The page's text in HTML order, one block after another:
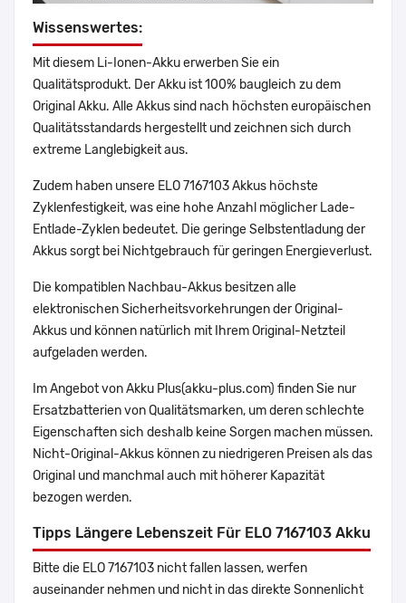
Wissenswertes:
Mit diesem Li-Ionen-Akku erwerben Sie ein
Qualitätsprodukt. Der Akku ist 100% baugleich zu dem
Original Akku. Alle Akkus sind nach höchsten europäischen
Qualitätsstandards hergestellt und zeichnen sich durch
extreme Langlebigkeit aus.
Zudem haben unsere ELO 7167103 Akkus höchste
Zyklenfestigkeit, was eine hohe Anzahl möglicher Lade-
Entlade-Zyklen bedeutet. Die geringe Selbstentladung der
Akkus sorgt bei Nichtgebrauch für geringen Energieverlust.
Die kompatiblen Nachbau-Akkus besitzen alle
elektronischen Sicherheitsvorkehrungen der Original-
Akkus und können natürlich mit Ihrem Original-Netzteil
aufgeladen werden.
Im Angebot von Akku Plus(akku-plus.com) finden Sie nur
Ersatzbatterien von Qualitätsmarken, um deren schlechte
Eigenschaften sich deshalb keine Sorgen machen müssen.
Nicht-Original-Akkus können zu niedrigeren Preisen als das
Original und manchmal auch mit höherer Kapazität
bezogen werden.
Tipps Längere Lebenszeit Für ELO 7167103 Akku
Bitte die ELO 7167103 nicht fallen lassen, werfen
auseinander nehmen und nicht in das direkte Sonnenlicht